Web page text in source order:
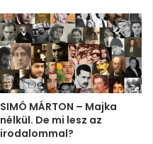
SIMÓ MÁRTON – Majka
nélkül. De mi lesz az
irodalommal?